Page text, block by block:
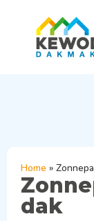
Home »
dak